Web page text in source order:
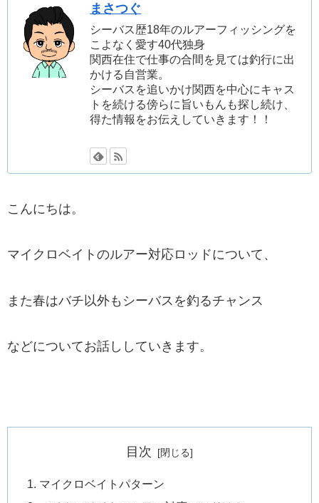
まさつぐ
シーバス歴18年のルアーフィッシングを
こよなく愛す40代独身
関西在住で仕事の合間を見ては釣行に出
かける自営業。
シーバスを追いかけ関西を中心にキャス
トを続ける傍らに旨いもんも探し続け、
得た情報をお伝えしていきます！！
こんにちは。
マイクロベイトのルアー対応ロッドについて、
また春はバチ以外もシーバスを釣るチャンス
などについてお話ししていきます。
目次
マイクロベイトパターン